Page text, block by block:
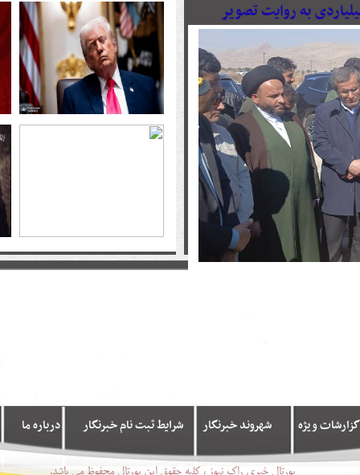
گزارشات ویژه شهروند خبرنگار شرایط ثبت نام خبرنگار درباره ما
پورتال خبری راک نیوز ، کلیه حقوق این پورتال محفوظ می باشد.